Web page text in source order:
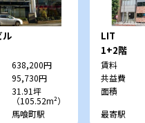
ル
638,200円
95,730円
31.91坪
（105.52m²）
馬喰町駅
LIT
1+2階
賃料
共益費
面積
最寄駅